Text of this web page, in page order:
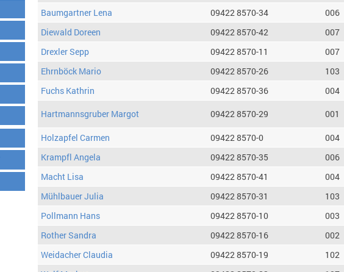
Baumgartner Lena
09422 8570-34 006
Diewald Doreen
09422 8570-42 007
Drexler Sepp
09422 8570-11 007
Ehrnböck Mario
09422 8570-26 103
Fuchs Kathrin
09422 8570-36 004
Hartmannsgruber Margot
09422 8570-29 001
Holzapfel Carmen
09422 8570-0 004
Krampfl Angela
09422 8570-35 006
Macht Lisa
09422 8570-41 004
Mühlbauer Julia
09422 8570-31 103
Pollmann Hans
09422 8570-10 003
Rother Sandra
09422 8570-16 002
Weidacher Claudia
09422 8570-19 102